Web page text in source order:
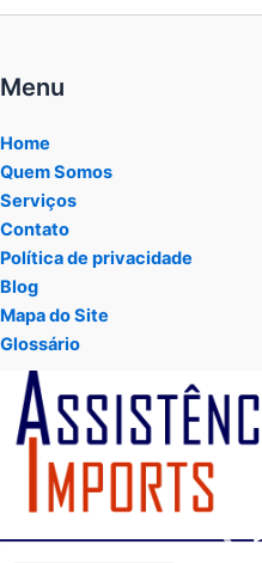
Menu
Home
Quem Somos
Serviços
Contato
Política de privacidade
Blog
Mapa do Site
Glossário
Tocador
vídeo